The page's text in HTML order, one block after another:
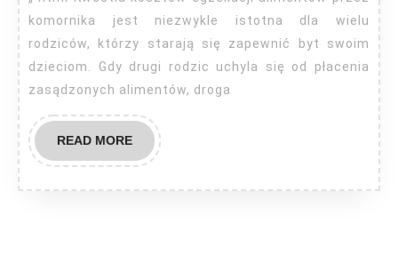
komornika jest niezwykle istotna dla wielu
rodziców, którzy starają się zapewnić byt swoim
dzieciom. Gdy drugi rodzic uchyla się od płacenia
zasądzonych alimentów, droga
READ MOREREAD
MORE